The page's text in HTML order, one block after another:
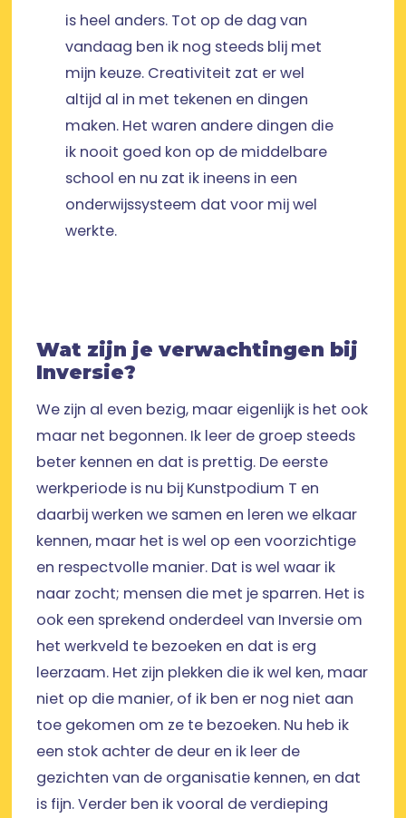
is heel anders. Tot op de dag van
vandaag ben ik nog steeds blij met
mijn keuze. Creativiteit zat er wel
altijd al in met tekenen en dingen
maken. Het waren andere dingen die
ik nooit goed kon op de middelbare
school en nu zat ik ineens in een
onderwijssysteem dat voor mij wel
werkte.
Wat zijn je verwachtingen bij
Inversie?
We zijn al even bezig, maar eigenlijk is het ook
maar net begonnen. Ik leer de groep steeds
beter kennen en dat is prettig. De eerste
werkperiode is nu bij Kunstpodium T en
daarbij werken we samen en leren we elkaar
kennen, maar het is wel op een voorzichtige
en respectvolle manier. Dat is wel waar ik
naar zocht; mensen die met je sparren. Het is
ook een sprekend onderdeel van Inversie om
het werkveld te bezoeken en dat is erg
leerzaam. Het zijn plekken die ik wel ken, maar
niet op die manier, of ik ben er nog niet aan
toe gekomen om ze te bezoeken. Nu heb ik
een stok achter de deur en ik leer de
gezichten van de organisatie kennen, en dat
is fijn. Verder ben ik vooral de verdieping